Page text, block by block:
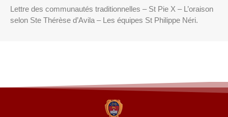
Lettre des communautés traditionnelles – St Pie X – L’oraison
selon Ste Thérèse d’Avila – Les équipes St Philippe Néri.